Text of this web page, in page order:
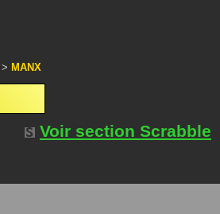
> MANX
Voir section Scrabble